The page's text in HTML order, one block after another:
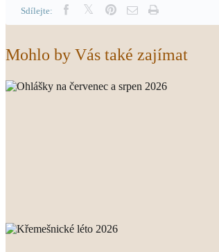
Sdílejte:
Mohlo by Vás také zajímat